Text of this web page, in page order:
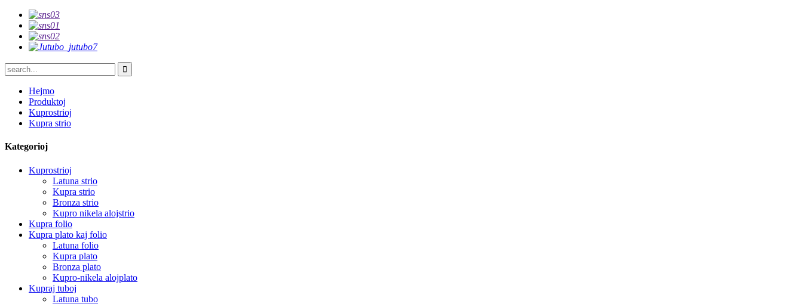
Hejmo
Produktoj
Kuprostrioj
Kupra strio
Kategorioj
Kuprostrioj
Latuna strio
Kupra strio
Bronza strio
Kupro nikela alojstrio
Kupra folio
Kupra plato kaj folio
Latuna folio
Kupra plato
Bronza plato
Kupro-nikela alojplato
Kupraj tuboj
Latuna tubo